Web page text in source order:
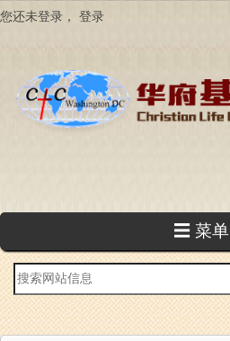
跳
您还未登录， 登录
☰ 菜单
站
内
搜
索